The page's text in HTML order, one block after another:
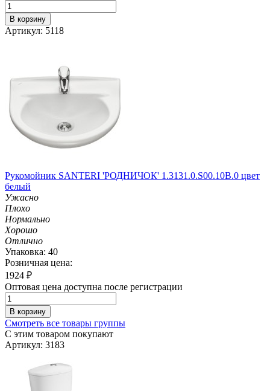
В корзину
Артикул: 5118
Рукомойник SANTERI 'РОДНИЧОК' 1.3131.0.S00.10B.0 цвет
белый
Ужасно
Плохо
Нормально
Хорошо
Отлично
Упаковка: 40
Розничная цена:
1924 ₽
Оптовая цена доступна после регистрации
В корзину
Смотреть все товары группы
С этим товаром покупают
Артикул: 3183